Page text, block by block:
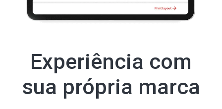
Experiência com
sua própria marca